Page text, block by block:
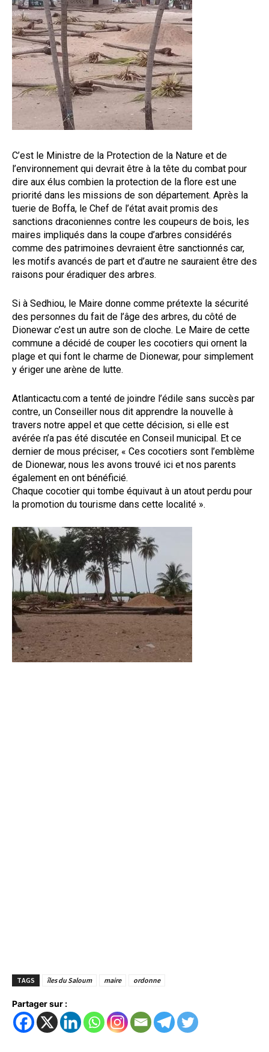
C’est le Ministre de la Protection de la Nature et de
l’environnement qui devrait être à la tête du combat pour
dire aux élus combien la protection de la flore est une
priorité dans les missions de son département. Après la
tuerie de Boffa, le Chef de l’état avait promis des
sanctions draconiennes contre les coupeurs de bois, les
maires impliqués dans la coupe d’arbres considérés
comme des patrimoines devraient être sanctionnés car,
les motifs avancés de part et d’autre ne sauraient être des
raisons pour éradiquer des arbres.
Si à Sedhiou, le Maire donne comme prétexte la sécurité
des personnes du fait de l’âge des arbres, du côté de
Dionewar c’est un autre son de cloche. Le Maire de cette
commune a décidé de couper les cocotiers qui ornent la
plage et qui font le charme de Dionewar, pour simplement
y ériger une arène de lutte.
Atlanticactu.com a tenté de joindre l’édile sans succès par
contre, un Conseiller nous dit apprendre la nouvelle à
travers notre appel et que cette décision, si elle est
avérée n’a pas été discutée en Conseil municipal. Et ce
dernier de mous préciser, « Ces cocotiers sont l’emblème
de Dionewar, nous les avons trouvé ici et nos parents
également en ont bénéficié.
Chaque cocotier qui tombe équivaut à un atout perdu pour
la promotion du tourisme dans cette localité ».
TAGS îles du Saloum maire ordonne
Partager sur :